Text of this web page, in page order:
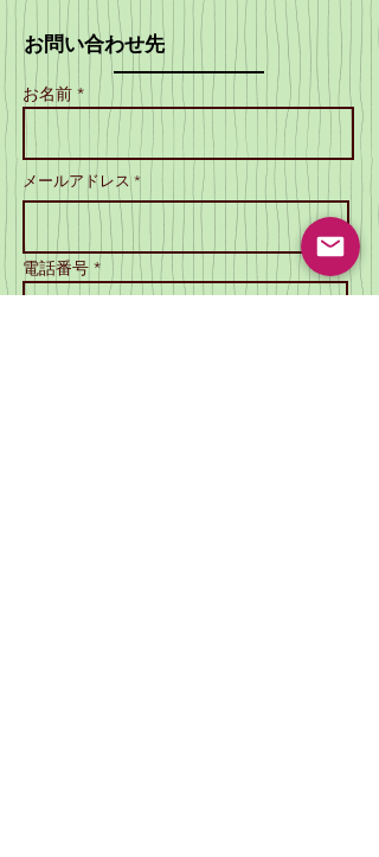
録会の成果 小学生の記録会で
は、コンバインド
A（80mH、走高跳）で1位、
コンバインドBで2位を獲得し
ました！素晴らしい成果です
ね。これからも、みんなの成
長を見守りたいと思います。
大阪カーニバルの結果 大阪カ
ーニ
お問い合わせ先
お名前 *
メールアドレス *
電話番号 *